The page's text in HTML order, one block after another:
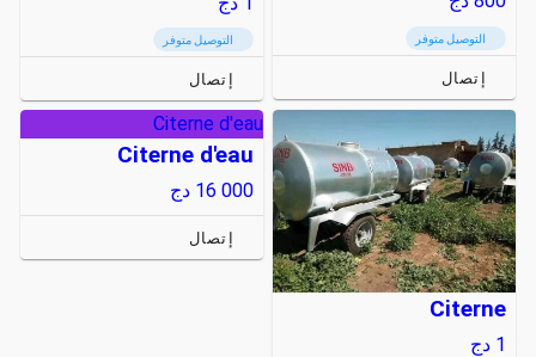
التوصيل متوفر
إتصال
التوصيل متوفر
إتصال
Citerne
1 دج
Citerne d'eau
Citerne d'eau
16 000 دج
إتصال